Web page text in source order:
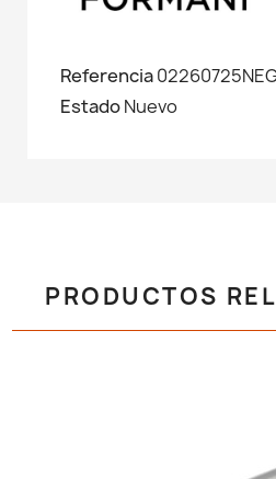
Referencia
EstadoNuevo
PRODUCTOS